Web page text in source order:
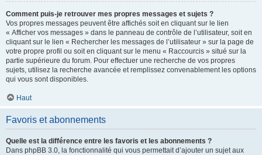
Comment puis-je retrouver mes propres messages et sujets ?
Vos propres messages peuvent être affichés soit en cliquant sur le lien
« Afficher vos messages » dans le panneau de contrôle de l’utilisateur, soit en
cliquant sur le lien « Rechercher les messages de l’utilisateur » sur la page de
votre propre profil ou soit en cliquant sur le menu « Raccourcis » situé sur la
partie supérieure du forum. Pour effectuer une recherche de vos propres
sujets, utilisez la recherche avancée et remplissez convenablement les options
qui vous sont disponibles.
Haut
Favoris et abonnements
Quelle est la différence entre les favoris et les abonnements ?
Dans phpBB 3.0, la fonctionnalité qui vous permettait d’ajouter un sujet aux